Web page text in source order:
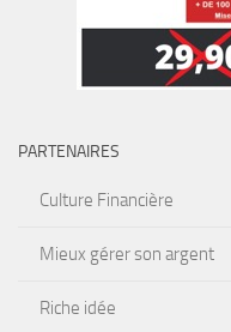
PARTENAIRES
Culture Financière
Mieux gérer son argent
Riche idée